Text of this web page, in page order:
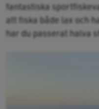
fantastiska
att fiska både lax och
har du passerat halva